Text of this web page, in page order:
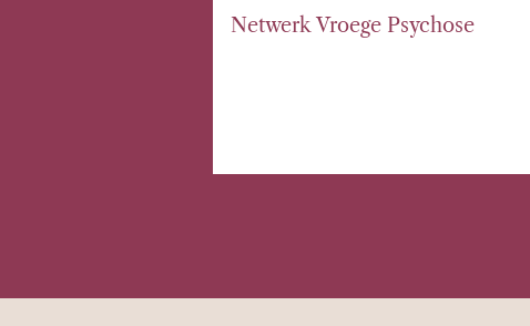
Netwerk Vroege Psychose